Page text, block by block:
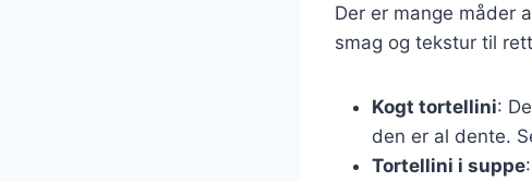
Der er mange måder
smag og tekstur til
Kogt tortellini:
den er al dente.
Tortellini i suppe